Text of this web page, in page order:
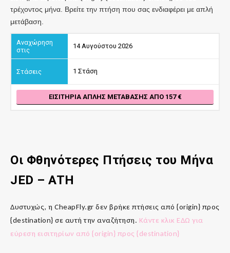
τρέχοντος μήνα. Βρείτε την πτήση που σας ενδιαφέρει με απλή
μετάβαση.
14 Αυγούστου 2026
1 Στάση
ΕΙΣΙΤΉΡΙΑ ΑΠΛΉΣ ΜΕΤΆΒΑΣΗΣ ΑΠΌ 157
Οι Φθηνότερες Πτήσεις του Μήνα
JED – ATH
Δυστυχώς, η CheapFly.gr δεν βρήκε πτήσεις από {origin} προς
{destination} σε αυτή την αναζήτηση. Κάντε κλικ ΕΔΩ για
εύρεση εισιτηρίων από {origin} προς {destination}